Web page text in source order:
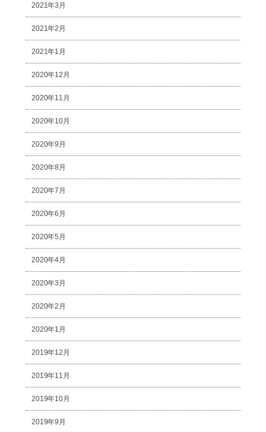
2021年3月
2021年2月
2021年1月
2020年12月
2020年11月
2020年10月
2020年9月
2020年8月
2020年7月
2020年6月
2020年5月
2020年4月
2020年3月
2020年2月
2020年1月
2019年12月
2019年11月
2019年10月
2019年9月